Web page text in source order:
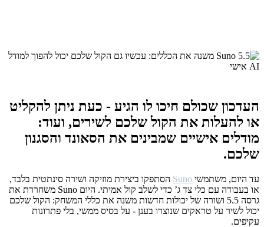
העדכון שכולם חיכו לו הגיע - כעת ניתן להקליט
או להעלות את הקול שלכם לשירים, ועוד:
מודלים אישיים שמבינים את הסאונד והסגנון
שלכם.
עד היום, משתמשי Suno הסתפקו ביצירת מוזיקה ושירה סינתטית בלבד,
או בעבודה עם כלי צד ג’ כדי לשלב קול אמיתי. היום Suno משחררת את
גרסה 5.5 ושורה של יכולות חדשות משנה את כללי המשחק: הקול שלכם
יכול לשיר על טראקים שנוצרו בענן - על בסיס ממשי, בלי פתרונות
עקיפים.